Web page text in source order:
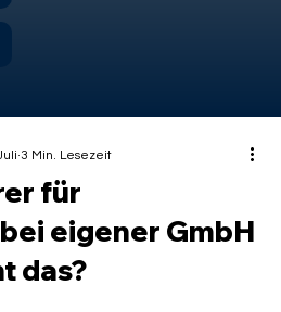
für
eigener GmbH
das?
3 Min. Lesezeit